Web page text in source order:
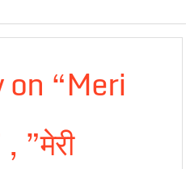
on “Meri
”मेरी